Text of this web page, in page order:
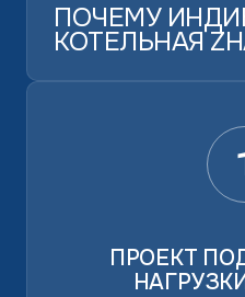
ПОЧЕМУ
КОТЕЛЬНАЯ
ПРОЕКТ